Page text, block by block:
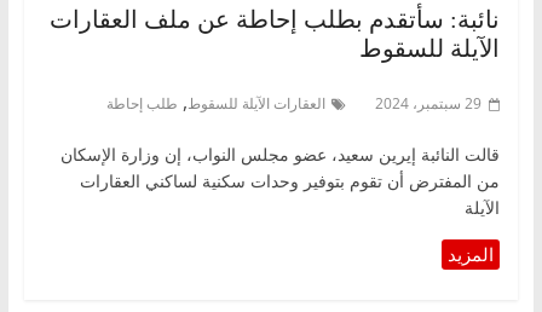
نائبة: سأتقدم بطلب إحاطة عن ملف العقارات
الآيلة للسقوط
29 سبتمبر، 2024 العقارات الآيلة للسقوط, طلب إحاطة
قالت النائبة إيرين سعيد، عضو مجلس النواب، إن وزارة الإسكان
من المفترض أن تقوم بتوفير وحدات سكنية لساكني العقارات
الآيلة